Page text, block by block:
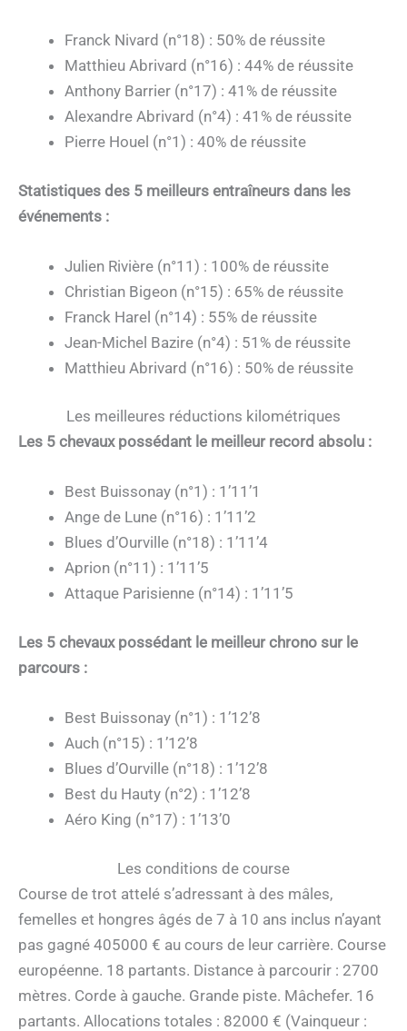
Franck Nivard (n°18) : 50% de réussite
Matthieu Abrivard (n°16) : 44% de réussite
Anthony Barrier (n°17) : 41% de réussite
Alexandre Abrivard (n°4) : 41% de réussite
Pierre Houel (n°1) : 40% de réussite
Statistiques des 5 meilleurs entraîneurs dans les
événements :
Julien Rivière (n°11) : 100% de réussite
Christian Bigeon (n°15) : 65% de réussite
Franck Harel (n°14) : 55% de réussite
Jean-Michel Bazire (n°4) : 51% de réussite
Matthieu Abrivard (n°16) : 50% de réussite
Les meilleures réductions kilométriques
Les 5 chevaux possédant le meilleur record absolu :
Best Buissonay (n°1) : 1’11’1
Ange de Lune (n°16) : 1’11’2
Blues d’Ourville (n°18) : 1’11’4
Aprion (n°11) : 1’11’5
Attaque Parisienne (n°14) : 1’11’5
Les 5 chevaux possédant le meilleur chrono sur le
parcours :
Best Buissonay (n°1) : 1’12’8
Auch (n°15) : 1’12’8
Blues d’Ourville (n°18) : 1’12’8
Best du Hauty (n°2) : 1’12’8
Aéro King (n°17) : 1’13’0
Les conditions de course
Course de trot attelé s’adressant à des mâles,
femelles et hongres âgés de 7 à 10 ans inclus n’ayant
pas gagné 405000 € au cours de leur carrière. Course
européenne. 18 partants. Distance à parcourir : 2700
mètres. Corde à gauche. Grande piste. Mâchefer. 16
partants. Allocations totales : 82000 € (Vainqueur :